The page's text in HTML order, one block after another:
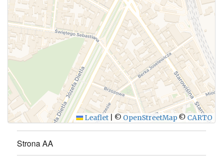
WYŚLIJ
Leaflet © OpenStreetMap © CARTO
Strona AA